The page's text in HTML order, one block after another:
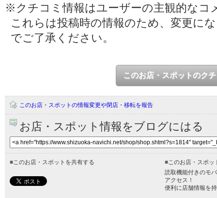
※クチコミ情報はユーザーの主観的なコ
これらは投稿時の情報のため、変更に
でご了承ください。
このお店・スポットのク
このお店・スポットの情報変更や閉店・移転を報告
お店・スポット情報をブログにはる
■このお店・スポットを共有する ■このお店・スポッ
読取機能付きのモ
アクセス！
便利に店舗情報を